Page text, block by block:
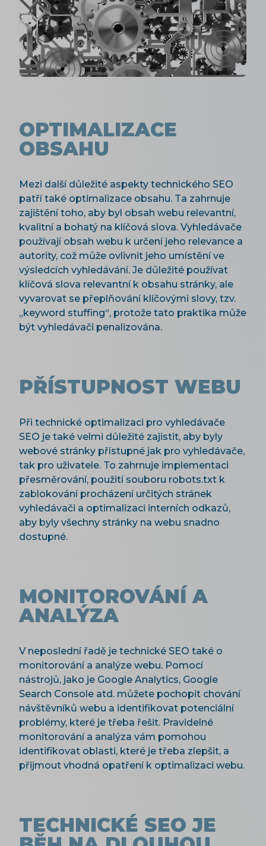
OPTIMALIZACE
OBSAHU
Mezi další důležité aspekty technického SEO
patří také optimalizace obsahu. Ta zahrnuje
zajištění toho, aby byl obsah webu relevantní,
kvalitní a bohatý na klíčová slova. Vyhledávače
používají obsah webu k určení jeho relevance a
autority, což může ovlivnit jeho umístění ve
výsledcích vyhledávání. Je důležité používat
klíčová slova relevantní k obsahu stránky, ale
vyvarovat se přeplňování klíčovými slovy, tzv.
„keyword stuffing“, protože tato praktika může
být vyhledávači penalizována.
PŘÍSTUPNOST WEBU
Při technické optimalizaci pro vyhledávače
SEO je také velmi důležité zajistit, aby byly
webové stránky přístupné jak pro vyhledávače,
tak pro uživatele. To zahrnuje implementaci
přesměrování, použití souboru robots.txt k
zablokování procházení určitých stránek
vyhledávači a optimalizaci interních odkazů,
aby byly všechny stránky na webu snadno
dostupné.
MONITOROVÁNÍ A
ANALÝZA
V neposlední řadě je technické SEO také o
monitorování a analýze webu. Pomocí
nástrojů, jako je Google Analytics, Google
Search Console atd. můžete pochopit chování
návštěvníků webu a identifikovat potenciální
problémy, které je třeba řešit. Pravidelné
monitorování a analýza vám pomohou
identifikovat oblasti, které je třeba zlepšit, a
přijmout vhodná opatření k optimalizaci webu.
TECHNICKÉ SEO JE